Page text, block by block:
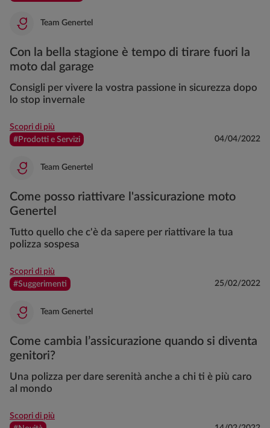
Team Genertel
Con la bella stagione è tempo di tirare fuori la
moto dal garage
Consigli per vivere la vostra passione in sicurezza dopo
lo stop invernale
Scopri di più
#Prodotti e Servizi
04/04/2022
Team Genertel
Come posso riattivare l'assicurazione moto
Genertel
Tutto quello che c'è da sapere per riattivare la tua
polizza sospesa
Scopri di più
#Suggerimenti
25/02/2022
Team Genertel
Come cambia l’assicurazione quando si diventa
genitori?
Una polizza per dare serenità anche a chi ti è più caro
al mondo
Scopri di più